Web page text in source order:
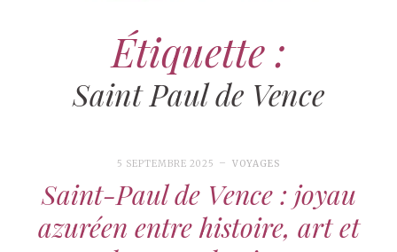
ItArtBag
Étiquette :
Saint Paul de Vence
5 SEPTEMBRE 2025 VOYAGES
Saint-Paul de Vence : joyau
azuréen entre histoire, art et